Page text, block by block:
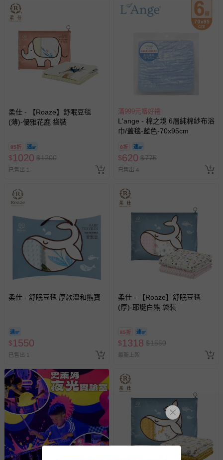
注意洗衣精是否含有柔衣成份，請勿使用柔軟精及柔衣素。
您所購買的商品享有7天的鑑賞期／猶豫期權益，但此期間
並非試用期，您所退回的商品必須是未經使用的全新狀態，
包含完整包裝、配件、說明文件及贈品等。
退貨，您可至『查詢訂單』>『已出貨』中查詢該筆訂單，
並點選『我要退貨』即可進行申請。若有相關退貨問題，請
LINE@客服ID: @mamilove我們將依序為您處理
與服務，謝謝。
針對滿件折/滿額贈…等活動，如因部份退貨，而該訂單保
回。
部分商品依據消費者保護法的規定，不適用七天鑑賞期/猶
豫期範圍：
易於腐敗、保存期限較短或解約時即將逾期（例如生鮮
商品、食品等）。
客製化商品（例如客製生日書、姓名貼等）。
報紙、期刊或雜誌（惟書籍如經拆封、使用，則酌收整
經消費者拆封之影音商品或電腦軟體（例如 DVD、CD
非以有形媒介提供之數位內容或一經提供即為完成之線
上服務，經消費者事先同意始提供（例如線上課程、遊
戲或活動點數等）。
已拆封之以下類型商品：
-個人衛生用品（例如尿布、貼身衣物、泳裝、襪子、地
墊、寢具類等）。
-新生兒親膚衣物（嬰幼兒包巾與背巾、包屁衣、學習
褲、紗布衣等）。
-接觸性孕哺產品（奶嘴、奶瓶、擠乳器、哺乳衣、托腹
帶束縛衣、餐搖椅等）。
-其他原廠盒裝商品封口處已貼上「不可拆封」，或具警
示字句等說明貼紙、封條者。
柔仕 - 【Roaze】舒眠豆毯
(薄)-優雅花鹿 袋裝
85折
$1020 $1200
已售出 1
滿999元贈好禮
L'ange - 棉之境 6層純棉紗布浴
巾/蓋毯-藍色-70x95cm
8折
$620 $775
已售出 4
柔仕 - 舒眠豆毯 厚款溫和熊寶
$1550
已售出 1
柔仕 - 【Roaze】舒眠豆毯
(厚)-耶誕白熊 袋裝
85折
$1318 $1550
最新上架